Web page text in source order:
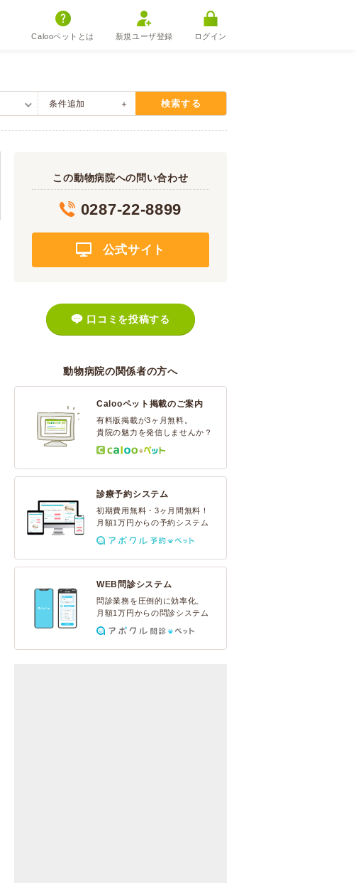
Calooペットとは 新規ユーザ登録 ログイン
条件追加 検索する
この動物病院への問い合わせ
0287-22-8899
公式サイト
口コミを投稿する
動物病院の関係者の方へ
Calooペット掲載のご案内
有料版掲載が3ヶ月無料。
貴院の魅力を発信しませんか？
診療予約システム
初期費用無料・3ヶ月間無料！
月額1万円からの予約システム
WEB問診システム
問診業務を圧倒的に効率化。
月額1万円からの問診システム